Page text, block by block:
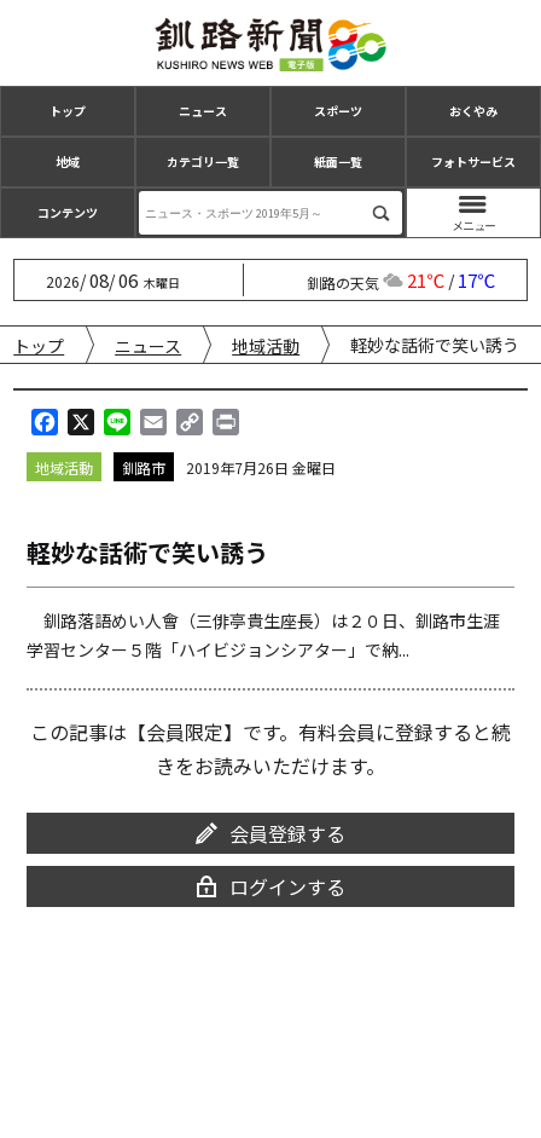
トップ ニュース スポーツ おくやみ
地域 カテゴリ一覧 紙面一覧 フォトサービス
コンテンツ
2026/08/06 木曜日 釧路の天気 21℃/17℃
トップ ニュース 地域活動 軽妙な話術で笑い誘う
a
c
o
o
k
i
n
m
a
p
i
n
k
i
地域活動 釧路市 2019年7月26日 金曜日
軽妙な話術で笑い誘う
釧路落語めい人會（三俳亭貴生座長）は２０日、釧路市生涯
学習センター５階「ハイビジョンシアター」で納...
この記事は【会員限定】です。有料会員に登録すると続
きをお読みいただけます。
会員登録する
ログインする